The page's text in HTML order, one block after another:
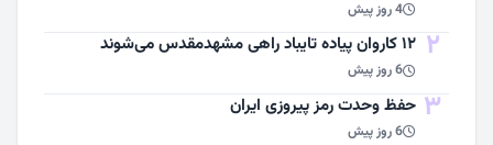
4 روز پیش
2 ۱۲ کاروان پیاده تایباد راهی مشهدمقدس می‌شوند
6 روز پیش
3 حفظ وحدت رمز پیروزی ایران
6 روز پیش